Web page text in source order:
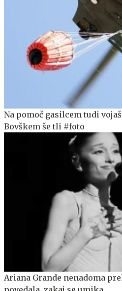
Na pomoč gasilcem tudi
Bovškem še tli #foto
Ariana Grande nenadoma